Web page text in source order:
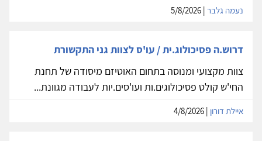
נעמה גלבר
דרוש.ה פסיכולוג.ית / עו'ס לצוות גני התקשורת
צוות מקצועי ומנוסה בתחום האוטיזם מיסודה של תחנת
החי'ש קולט פסיכולוגים.ות ועו'סים.יות לעבודה מגוונת...
איילת דורון